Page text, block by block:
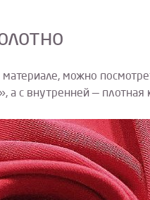
можно
а с внутренней — плотная